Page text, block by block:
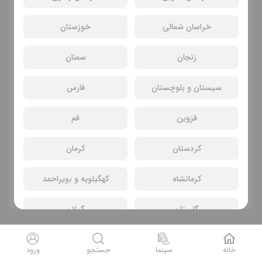
خراسان شمالی خوزستان
زنجان سمنان
سیستان و بلوچستان فارس
قزوین قم
کردستان کرمان
کرمانشاه کهگیلویه و بویراحمد
گلستان گیلان
فیلم های دیگر
خانه سینما جستجو ورود